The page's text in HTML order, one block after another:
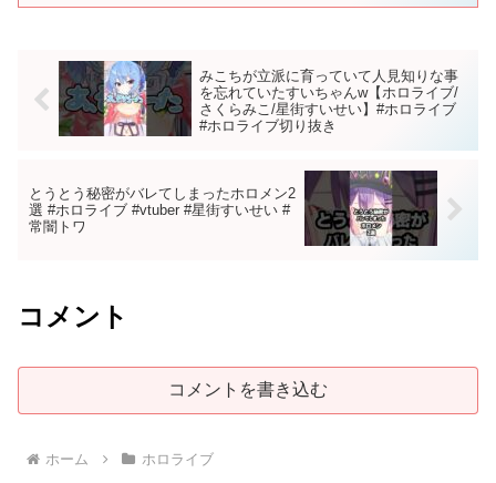
みこちが立派に育っていて人見知りな事
を忘れていたすいちゃんw【ホロライブ/
さくらみこ/星街すいせい】#ホロライブ
#ホロライブ切り抜き
とうとう秘密がバレてしまったホロメン2
選 #ホロライブ #vtuber #星街すいせい #
常闇トワ
コメント
コメントを書き込む
ホーム ホロライブ